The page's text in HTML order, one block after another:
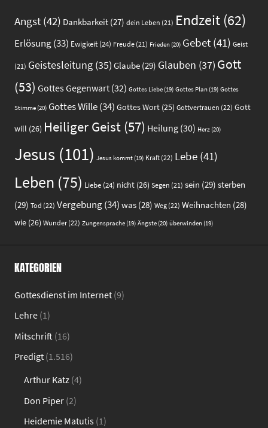
Angst (42) Dankbarkeit (27) dein Leben (21) Endzeit (62)
Erlösung(33) Ewigkeit (24) Freude (21) Frieden (20) Gebet (41) Geist
(21) Geistesleitung (35) Glaube (29) Glauben (37) Gott
(53) Gottes Gegenwart (32) Gottes Liebe (19) Gottes Plan (19) Gottes
Stimme (20) Gottes Wille(34) Gottes Wort (25) Gottvertrauen (22) Gott
will (26) Heiliger Geist (57) Heilung (30) Herz (20)
Jesus (101) Jesus kommt (19) Kraft (22) Lebe (41)
Leben (75) Liebe (24) nicht (26) Segen (21) sein (29) sterben
(29) Tod (22) Vergebung(34) was (28) Weg (22) Weihnachten (28)
wie (26) Wunder (22) Zungensprache (19) Ängste (20) überwinden (19)
KATEGORIEN
Gottesdienst im Internet (9)
Lehre (1)
Mitschrift (16)
Predigt (1.516)
Arthur Katz (4)
Don Piper (2)
Heidemie Matutis (1)